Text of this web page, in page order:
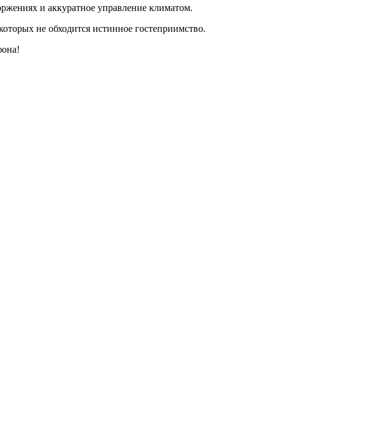
и аккуратное управление климатом.
не обходится истинное гостеприимство.